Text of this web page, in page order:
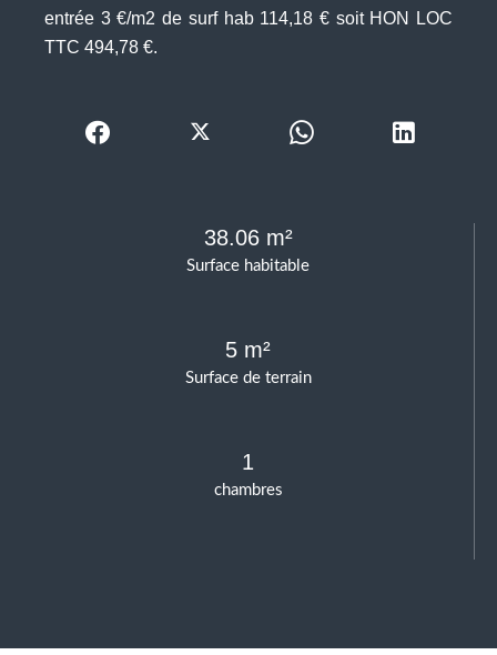
Surface habitable
38.06 m²
Surface de terrain
5 m²
chambres
1
entrée 3 €/m2 de surf hab 114,18 € soit HON LOC
TTC 494,78 €.